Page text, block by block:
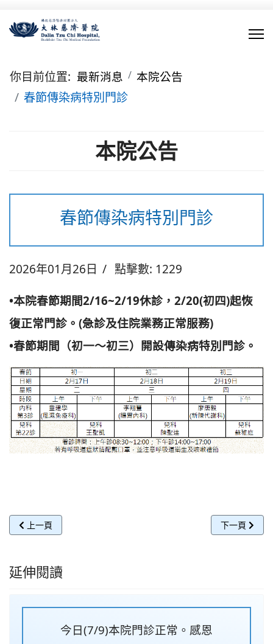
你目前位置: 最新消息 本院公告
春節傳染病特別門診
本院公告
春節傳染病特別門診
2026年01月26日 點擊數: 1229
•本院春節期間2/16~2/19休診，2/20(初四)起恢
復正常門診。(急診及住院業務正常服務)
•春節期間（初一～初三）開設傳染病特別門診。
上一篇文章: 預防醫學中心 新春健檢專案
上一頁 下一篇文章:
下一頁
延伸閱讀
今日(7/9)本院門診正常。感恩